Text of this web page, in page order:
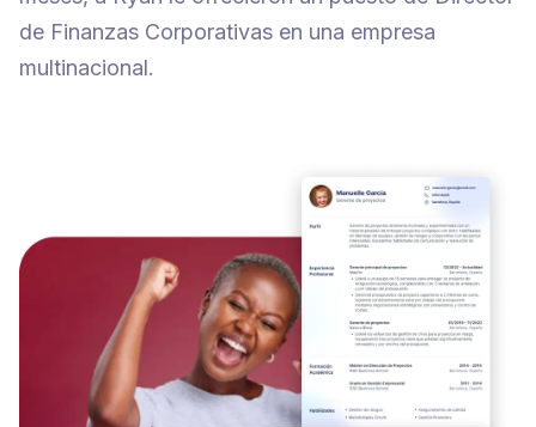
de Finanzas Corporativas en una empresa
multinacional.